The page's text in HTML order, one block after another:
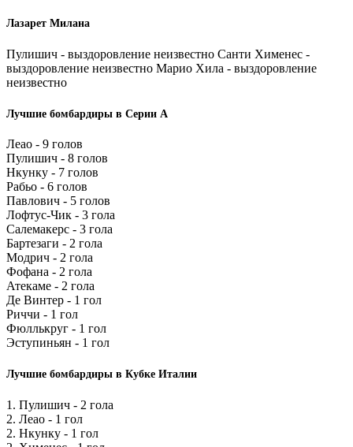
Лазарет Милана
Пулишич - выздоровление неизвестно Санти Хименес -
выздоровление неизвестно Марио Хила - выздоровление
неизвестно
Лучшие бомбардиры в Серии А
Леао - 9 голов
Пулишич - 8 голов
Нкунку - 7 голов
Рабьо - 6 голов
Павлович - 5 голов
Лофтус-Чик - 3 гола
Салемакерс - 3 гола
Бартезаги - 2 гола
Модрич - 2 гола
Фофана - 2 гола
Атекаме - 2 гола
Де Винтер - 1 гол
Риччи - 1 гол
Фюллькруг - 1 гол
Эступиньян - 1 гол
Лучшие бомбардиры в Кубке Италии
1. Пулишич - 2 гола
2. Леао - 1 гол
2. Нкунку - 1 гол